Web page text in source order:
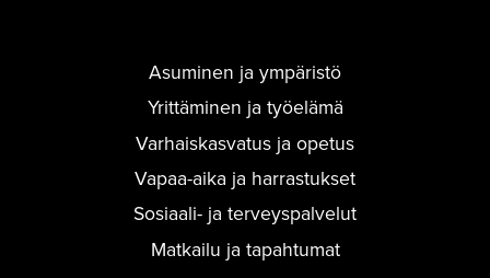
Asuminen ja ympäristö
Yrittäminen ja työelämä
Varhaiskasvatus ja opetus
Vapaa-aika ja harrastukset
Sosiaali- ja terveyspalvelut
Matkailu ja tapahtumat